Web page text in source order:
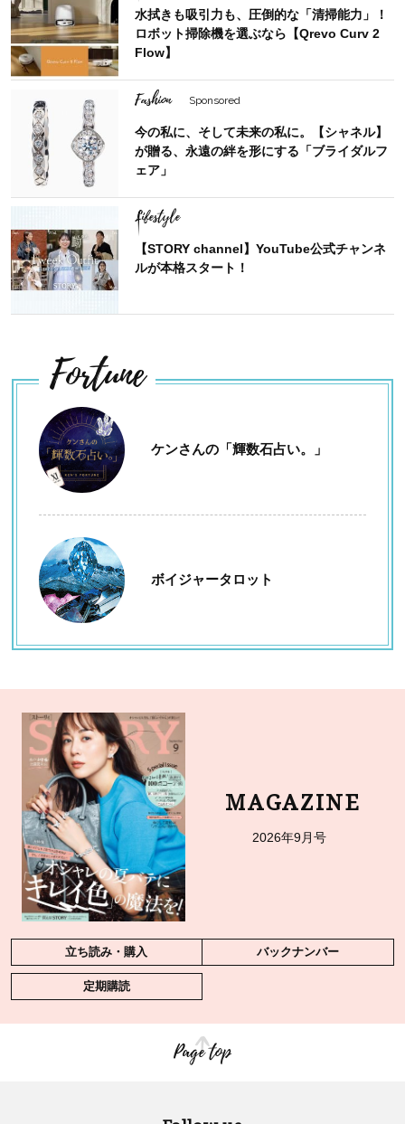
水拭きも吸引力も、圧倒的な「清掃能力」！
ロボット掃除機を選ぶなら【Qrevo Curv 2
Flow】
Fashion Sponsored
今の私に、そして未来の私に。【シャネル】
が贈る、永遠の絆を形にする「ブライダルフ
ェア」
Lifestyle
【STORY channel】YouTube公式チャンネ
ルが本格スタート！
Fortune
ケンさんの「輝数石占い。」
ボイジャータロット
MAGAZINE
2026年9月号
立ち読み・購入 バックナンバー
定期購読
Page top